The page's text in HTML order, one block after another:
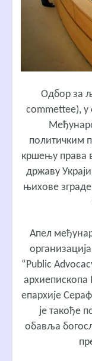
Одбор за
commettee), у
политичким
кршењу права
државу
њихове
Апел
“Public
епархије
је такође
обавља